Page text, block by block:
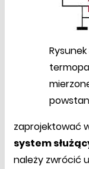
zaprojektować
system
należy zwrócić